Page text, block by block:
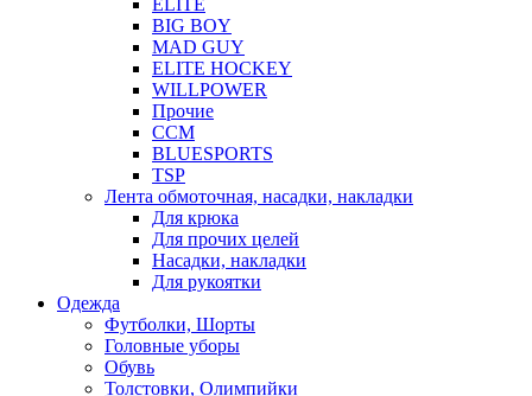
ELITE
BIG BOY
MAD GUY
ELITE HOCKEY
WILLPOWER
Прочие
CCM
BLUESPORTS
TSP
Лента обмоточная, насадки, накладки
Для крюка
Для прочих целей
Насадки, накладки
Для рукоятки
Одежда
Футболки, Шорты
Головные уборы
Обувь
Толстовки, Олимпийки